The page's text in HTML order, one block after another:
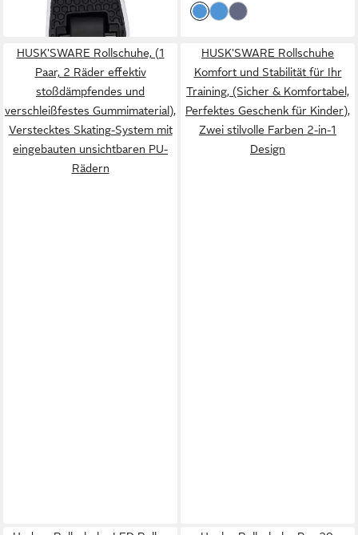
HUSK'SWARE Rollschuhe, (1
Paar, 2 Räder effektiv
stoßdämpfendes und
verschleißfestes Gummimaterial),
Verstecktes Skating-System mit
eingebauten unsichtbaren PU-
Rädern
HUSK'SWARE Rollschuhe
Komfort und Stabilität für Ihr
Training, (Sicher & Komfortabel,
Perfektes Geschenk für Kinder),
Zwei stilvolle Farben 2-in-1
Design